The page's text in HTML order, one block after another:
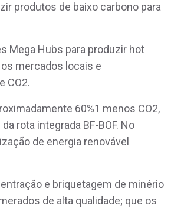
produtos de baixo carbono para
Mega Hubs para produzir hot
mercados locais e
CO2.
60%1 menos CO2,
rota integrada BF-BOF. No
de energia renovável
e briquetagem de minério
de alta qualidade; que os